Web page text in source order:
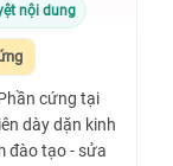
nội dung
cứng tại
dày dặn kinh
đào tạo - sửa